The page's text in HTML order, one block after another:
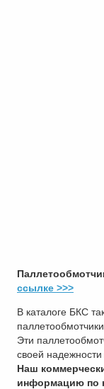
ссылке >>>
В каталоге БКС
Эти
своей
Наш
информацию по